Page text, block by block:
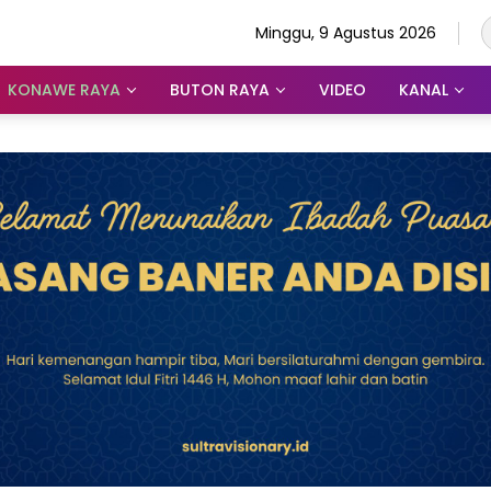
Minggu, 9 Agustus 2026
KONAWE RAYA BUTON RAYA VIDEO KANAL